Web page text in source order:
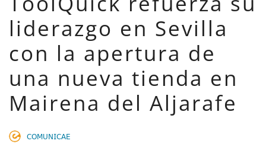
liderazgo en Sevilla
con la apertura de
una nueva tienda en
Mairena del Aljarafe
𝖢𝖮𝖬𝖴𝖭𝖨𝖢𝖠𝖤